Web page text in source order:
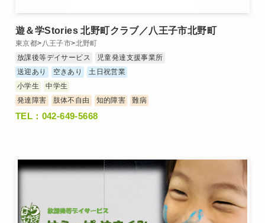
遊＆学Stories 北野町クラブ／八王子市北野町
東京都> 八王子市>北野町
放課後等デイサービス
児童発達支援事業所
送迎あり
空きあり
土日祝営業
小学生
中学生
発達障害
肢体不自由 知的障害 難病
TEL：042-649-5668